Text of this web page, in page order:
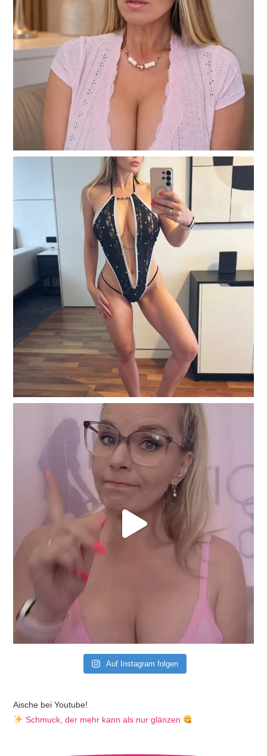
Auf Instagram folgen
Aische bei Youtube!
Schmuck, der mehr kann als nur glänzen